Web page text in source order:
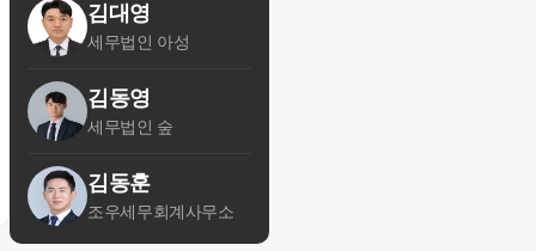
김대영
세무법인 아성
김동영
세무법인 숲
김동훈
조우세무회계사무소